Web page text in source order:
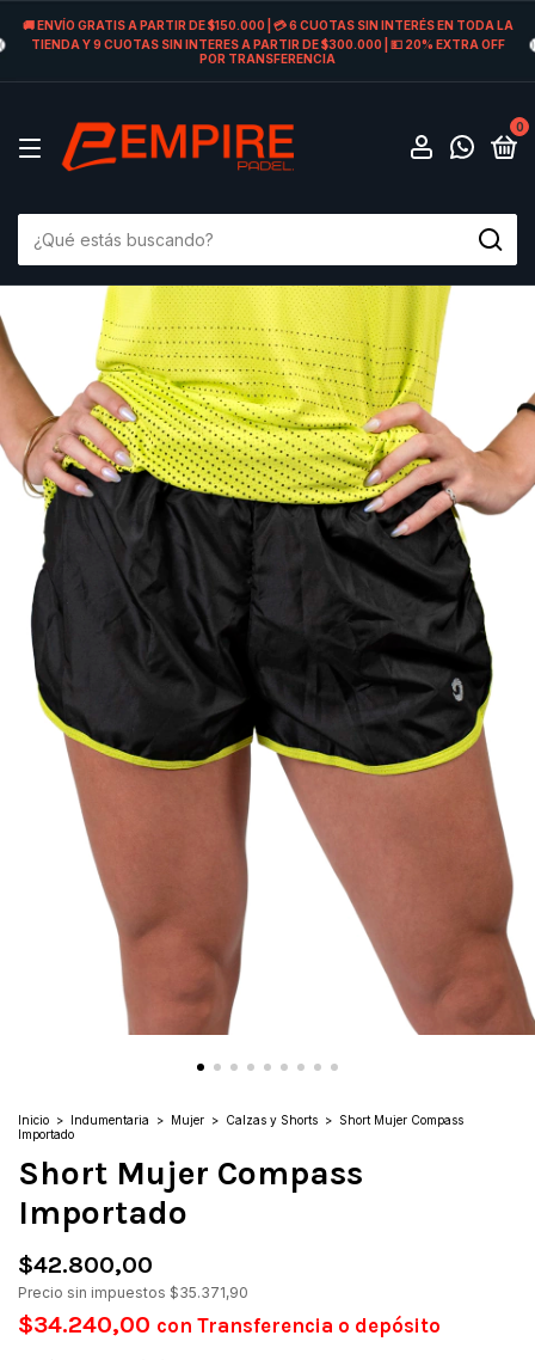
🚚 ENVÍO GRATIS A PARTIR DE $150.000 | 💳 6 CUOTAS SIN INTERÉS EN TODA LA
TIENDA Y 9 CUOTAS SIN INTERES A PARTIR DE $300.000 | 💵 20% EXTRA OFF
POR TRANSFERENCIA
0
Inicio > Indumentaria > Mujer > Calzas y Shorts > Short Mujer Compass
Importado
Short Mujer Compass
Importado
$42.800,00
Precio sin impuestos $35.371,90
$34.240,00 con Transferencia o depósito